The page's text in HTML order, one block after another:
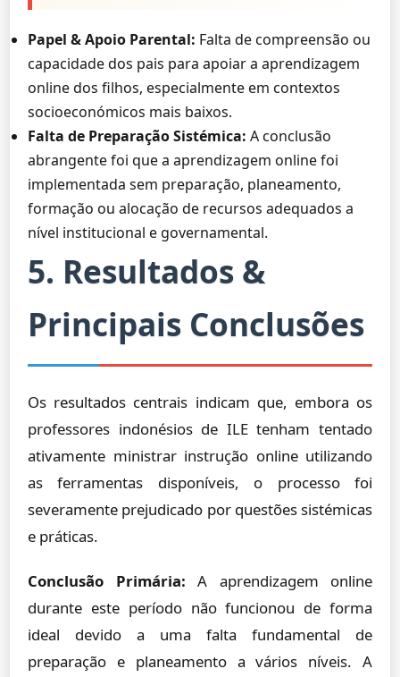
Papel & Apoio Parental: Falta de compreensão ou
capacidade dos pais para apoiar a aprendizagem
online dos filhos, especialmente em contextos
socioeconómicos mais baixos.
Falta de Preparação Sistémica: A conclusão
abrangente foi que a aprendizagem online foi
implementada sem preparação, planeamento,
formação ou alocação de recursos adequados a
nível institucional e governamental.
5. Resultados &
Principais Conclusões
Os resultados centrais indicam que, embora os
professores indonésios de ILE tenham tentado
ativamente ministrar instrução online utilizando
as ferramentas disponíveis, o processo foi
severamente prejudicado por questões sistémicas
e práticas.
Conclusão Primária: A aprendizagem online
durante este período não funcionou de forma
ideal devido a uma falta fundamental de
preparação e planeamento a vários níveis. A